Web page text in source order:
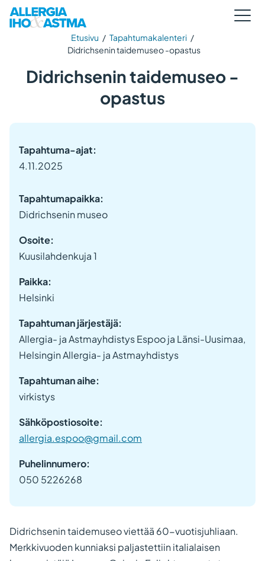
Etusivu / Tapahtumakalenteri /
Didrichsenin taidemuseo -opastus
Didrichsenin taidemuseo -
opastus
Tapahtuma-ajat:
4.11.2025
Tapahtumapaikka:
Didrichsenin museo
Osoite:
Kuusilahdenkuja 1
Paikka:
Helsinki
Tapahtuman järjestäjä:
Allergia- ja Astmayhdistys Espoo ja Länsi-Uusimaa,
Helsingin Allergia- ja Astmayhdistys
Tapahtuman aihe:
virkistys
Sähköpostiosoite:
allergia.espoo@gmail.com
Puhelinnumero:
050 5226268
Didrichsenin taidemuseo viettää 60-vuotisjuhliaan.
Merkkivuoden kunniaksi paljastettiin italialaisen